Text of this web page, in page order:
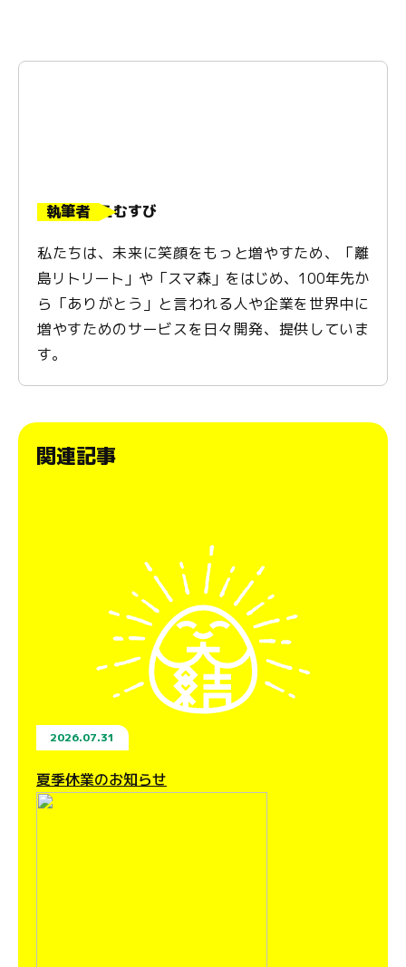
執筆者 えむすび
私たちは、未来に笑顔をもっと増やすため、「離
島リトリート」や「スマ森」をはじめ、100年先か
ら「ありがとう」と言われる人や企業を世界中に
増やすためのサービスを日々開発、提供していま
す。
関連記事
2026.07.31
夏季休業のお知らせ